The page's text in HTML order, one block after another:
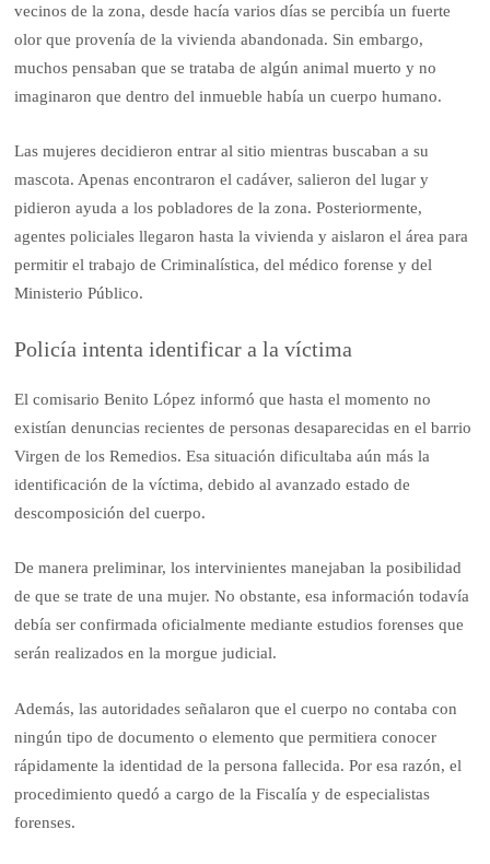
vecinos de la zona, desde hacía varios días se percibía un fuerte
olor que provenía de la vivienda abandonada. Sin embargo,
muchos pensaban que se trataba de algún animal muerto y no
imaginaron que dentro del inmueble había un cuerpo humano.
Las mujeres decidieron entrar al sitio mientras buscaban a su
mascota. Apenas encontraron el cadáver, salieron del lugar y
pidieron ayuda a los pobladores de la zona. Posteriormente,
agentes policiales llegaron hasta la vivienda y aislaron el área para
permitir el trabajo de Criminalística, del médico forense y del
Ministerio Público.
Policía intenta identificar a la víctima
El comisario Benito López informó que hasta el momento no
existían denuncias recientes de personas desaparecidas en el barrio
Virgen de los Remedios. Esa situación dificultaba aún más la
identificación de la víctima, debido al avanzado estado de
descomposición del cuerpo.
De manera preliminar, los intervinientes manejaban la posibilidad
de que se trate de una mujer. No obstante, esa información todavía
debía ser confirmada oficialmente mediante estudios forenses que
serán realizados en la morgue judicial.
Además, las autoridades señalaron que el cuerpo no contaba con
ningún tipo de documento o elemento que permitiera conocer
rápidamente la identidad de la persona fallecida. Por esa razón, el
procedimiento quedó a cargo de la Fiscalía y de especialistas
forenses.